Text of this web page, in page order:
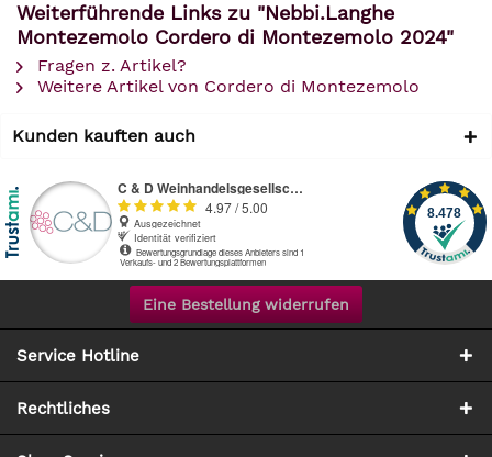
Weiterführende Links zu "Nebbi.Langhe
Montezemolo Cordero di Montezemolo 2024"
Fragen z. Artikel?
Weitere Artikel von Cordero di Montezemolo
Kunden kauften auch
Eine Bestellung widerrufen
Service Hotline
Rechtliches